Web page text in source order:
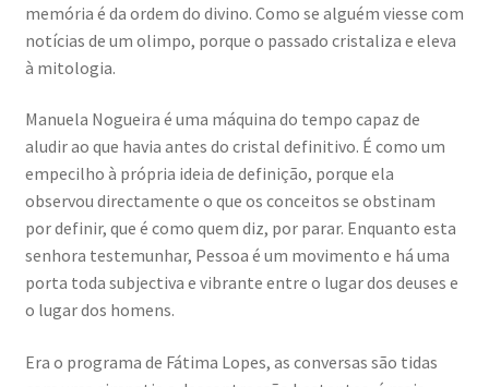
memória é da ordem do divino. Como se alguém viesse com
notícias de um olimpo, porque o passado cristaliza e eleva
à mitologia.
Manuela Nogueira é uma máquina do tempo capaz de
aludir ao que havia antes do cristal definitivo. É como um
empecilho à própria ideia de definição, porque ela
observou directamente o que os conceitos se obstinam
por definir, que é como quem diz, por parar. Enquanto esta
senhora testemunhar, Pessoa é um movimento e há uma
porta toda subjectiva e vibrante entre o lugar dos deuses e
o lugar dos homens.
Era o programa de Fátima Lopes, as conversas são tidas